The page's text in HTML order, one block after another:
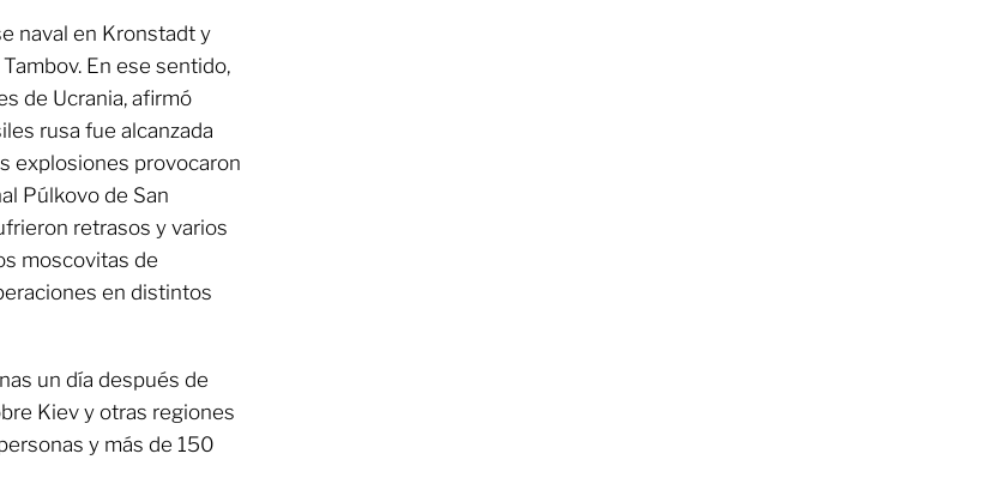
naval en Kronstadt y
En ese sentido,
de Ucrania, afirmó
rusa fue alcanzada
explosiones provocaron
Púlkovo de San
retrasos y varios
moscovitas de
en distintos
un día después de
Kiev y otras regiones
y más de 150